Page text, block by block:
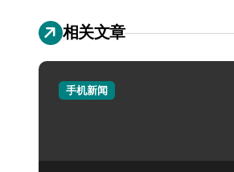
相关文章
手机新闻